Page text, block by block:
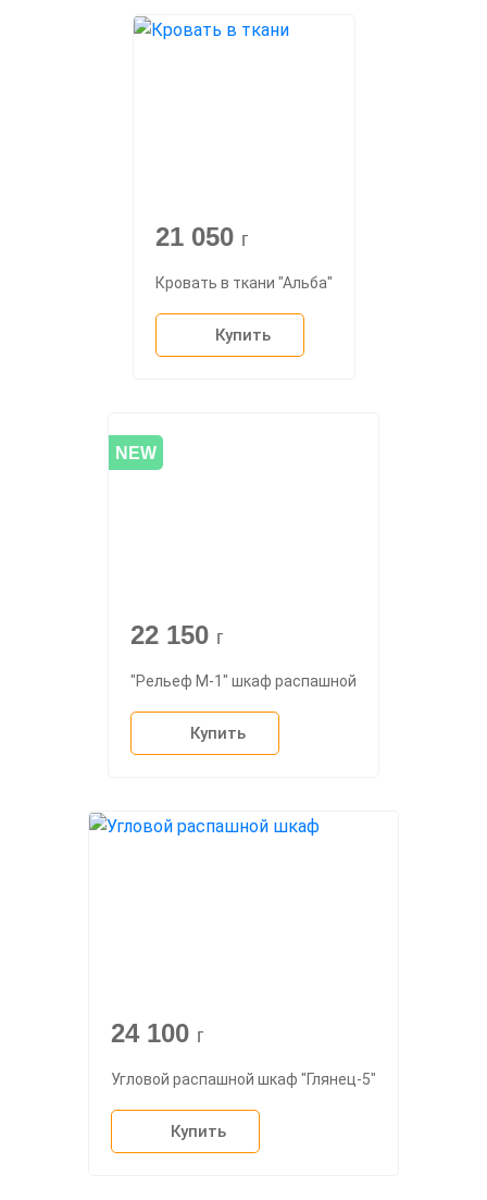
21 050 г
Кровать в ткани "Альба"
Купить
NEW
22 150 г
"Рельеф М-1" шкаф распашной
Купить
24 100 г
Угловой распашной шкаф "Глянец-5"
Купить